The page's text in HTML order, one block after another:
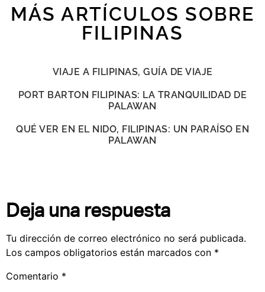
MÁS ARTÍCULOS SOBRE
FILIPINAS
VIAJE A FILIPINAS, GUÍA DE VIAJE
PORT BARTON FILIPINAS: LA TRANQUILIDAD DE
PALAWAN
QUÉ VER EN EL NIDO, FILIPINAS: UN PARAÍSO EN
PALAWAN
Deja una respuesta
Tu dirección de correo electrónico no será publicada.
Los campos obligatorios están marcados con *
Comentario *